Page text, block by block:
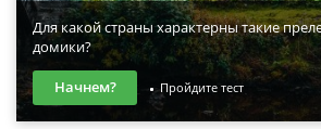
Для какой страны характерны такие
домики?
Начнем? Пройдите тест